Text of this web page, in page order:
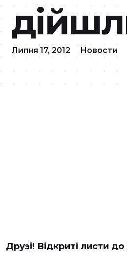
Липня 17, 2012 Новости
Друзі! Відкриті листи